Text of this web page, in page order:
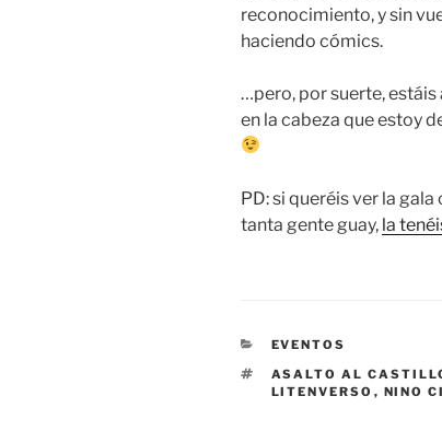
reconocimiento, y sin
haciendo cómics.
…pero, por suerte,
en la cabeza que estoy
PD: si queréis ver la
tanta gente guay, la
CATEGORIES
EVENTOS
TAGS
ASALTO AL
LITENVERSO , NINO